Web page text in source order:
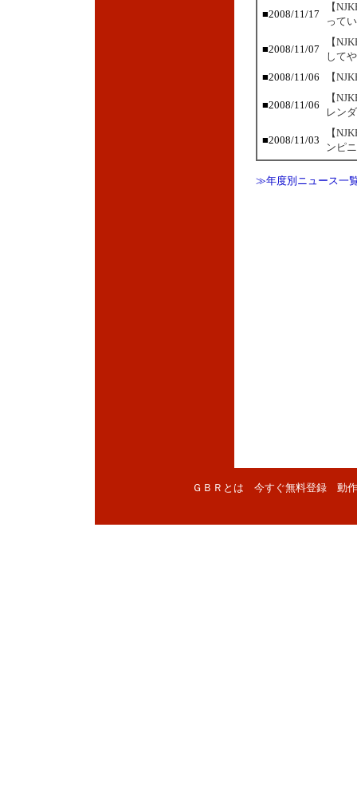
■2008/11/17
【
って
■2008/11/07
【
して
■2008/11/06 【
■2008/11/06
【
レン
■2008/11/03
【
ンピ
≫年度別ニュース一
ＧＢＲとは 今すぐ無料登録 動